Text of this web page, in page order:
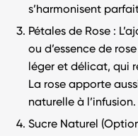
s’harmonisent
Pétales de Rose :
ou d’essence de
léger et délicat, qui
La rose apporte
naturelle à l’infusion.
Sucre Naturel